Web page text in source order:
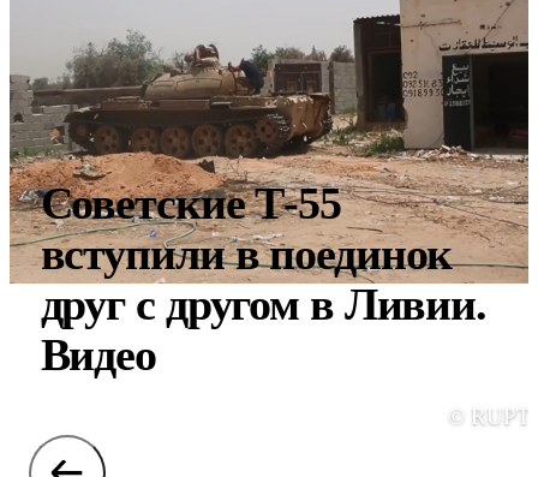
Советские Т-55
вступили в поединок
друг с другом в Ливии.
Видео
©